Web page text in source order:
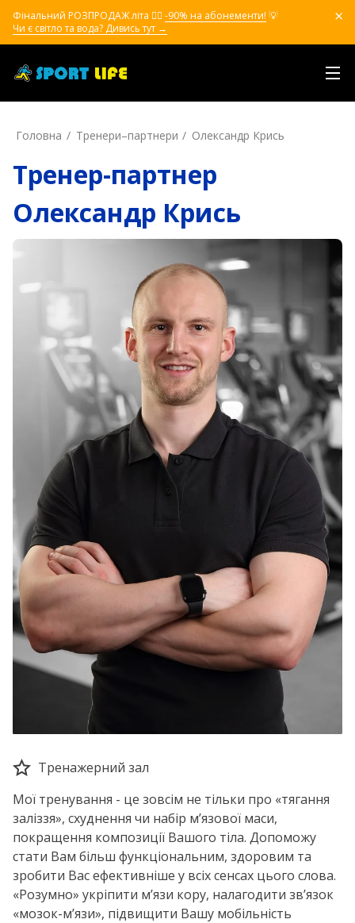
Фінальний РОЗПРОДАЖ літа ❤️‍🔥 -90% на абонементи! 💡
Чи є світло та вода? Дивись тут →
Головна Тренери–партнери Олександр Крись
Тренер-партнер
Олександр Крись
Тренажерний зал
Мої тренування - це зовсім не тільки про «тягання
заліззя», схуднення чи набір мʼязової маси,
покращення композиції Вашого тіла. Допоможу
стати Вам більш функціональним, здоровим та
зробити Вас ефективніше у всіх сенсах цього слова.
«Розумно» укріпити мʼязи кору, налагодити звʼязок
«мозок-мʼязи», підвищити Вашу мобільність